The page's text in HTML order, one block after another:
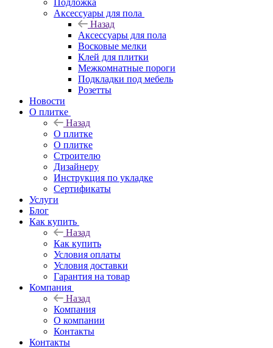
Подложка
Аксессуары для пола
Назад
Аксессуары для пола
Восковые мелки
Клей для плитки
Межкомнатные пороги
Подкладки под мебель
Розетты
Новости
О плитке
Назад
О плитке
О плитке
Строителю
Дизайнеру
Инструкция по укладке
Сертификаты
Услуги
Блог
Как купить
Назад
Как купить
Условия оплаты
Условия доставки
Гарантия на товар
Компания
Назад
Компания
О компании
Контакты
Контакты